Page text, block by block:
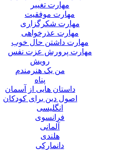
مهارت تغییر
مهارت موفقیت
مهارت شکرگزاری
مهارت عذرخواهی
مهارت داشتن حال خوب
مهارت پرورش عزت نفس
رویش
من یک هنرمندم
پناه
داستان هایی از آسمان
اصول دین برای کودکان
انگلیسی
فرانسوی
آلمانی
هلندی
دانمارکی